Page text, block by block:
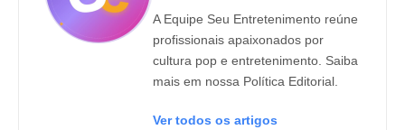
A Equipe Seu Entretenimento reúne
profissionais apaixonados por
cultura pop e entretenimento. Saiba
mais em nossa Política Editorial.
Ver todos os artigos